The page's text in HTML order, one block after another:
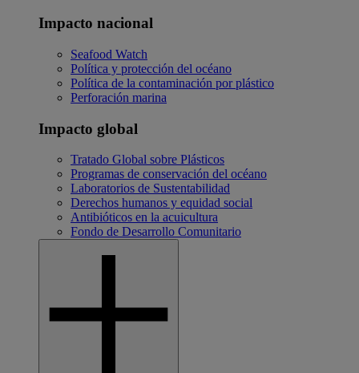
Impacto nacional
Seafood Watch
Política y protección del océano
Política de la contaminación por plástico
Perforación marina
Impacto global
Tratado Global sobre Plásticos
Programas de conservación del océano
Laboratorios de Sustentabilidad
Derechos humanos y equidad social
Antibióticos en la acuicultura
Fondo de Desarrollo Comunitario